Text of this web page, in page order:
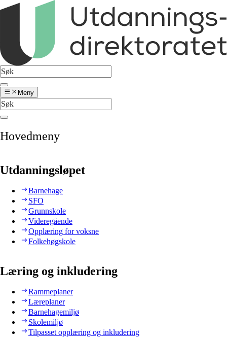
Meny
Hovedmeny
Utdanningsløpet
Barnehage
SFO
Grunnskole
Videregående
Opplæring for voksne
Folkehøgskole
Læring og inkludering
Rammeplaner
Læreplaner
Barnehagemiljø
Skolemiljø
Tilpasset opplæring og inkludering